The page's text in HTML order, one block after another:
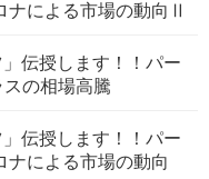
ナによる市場の動向Ⅱ
伝授します！！パー
スの相場高騰
伝授します！！パー
ナによる市場の動向